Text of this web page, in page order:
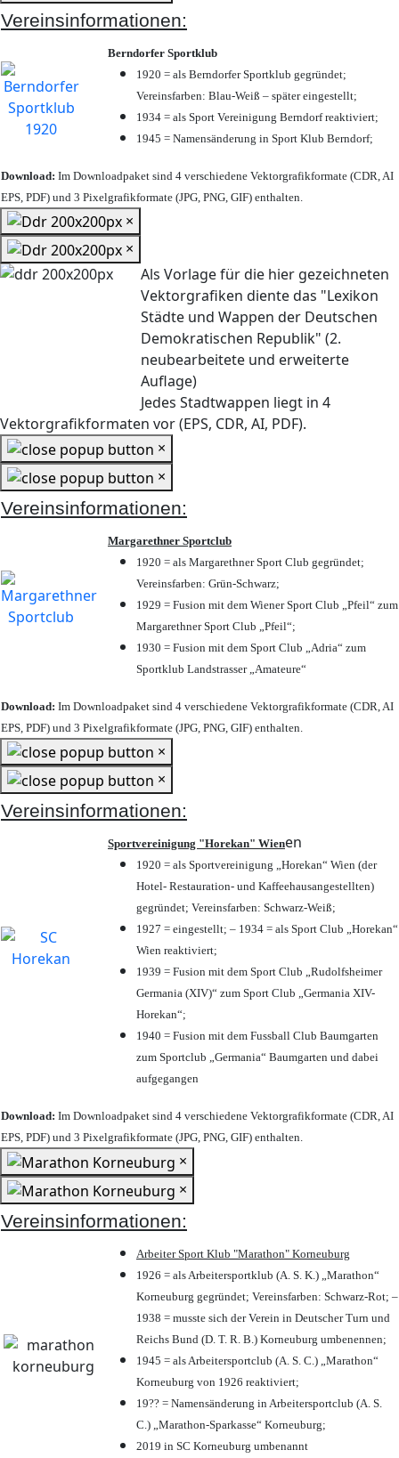
Vereinsinformationen:
Berndorfer Sportklub
1920 = als Berndorfer Sportklub gegründet;
Vereinsfarben: Blau-Weiß – später eingestellt;
1934 = als Sport Vereinigung Berndorf reaktiviert;
1945 = Namensänderung in Sport Klub Berndorf;
Download: Im Downloadpaket sind 4 verschiedene Vektorgrafikformate (CDR, AI
EPS, PDF) und 3 Pixelgrafikformate (JPG, PNG, GIF) enthalten.
×
×
Als Vorlage für die hier gezeichneten
Vektorgrafiken diente das "Lexikon
Städte und Wappen der Deutschen
Demokratischen Republik" (2.
neubearbeitete und erweiterte
Auflage)
Jedes Stadtwappen liegt in 4
Vektorgrafikformaten vor (EPS, CDR, AI, PDF).
×
×
Vereinsinformationen:
Margarethner Sportclub
1920 = als Margarethner Sport Club gegründet;
Vereinsfarben: Grün-Schwarz;
1929 = Fusion mit dem Wiener Sport Club „Pfeil“ zum
Margarethner Sport Club „Pfeil“;
1930 = Fusion mit dem Sport Club „Adria“ zum
Sportklub Landstrasser „Amateure“
Download: Im Downloadpaket sind 4 verschiedene Vektorgrafikformate (CDR, AI
EPS, PDF) und 3 Pixelgrafikformate (JPG, PNG, GIF) enthalten.
×
×
Vereinsinformationen:
Sportvereinigung "Horekan" Wienen
1920 = als Sportvereinigung „Horekan“ Wien (der
Hotel- Restauration- und Kaffeehausangestellten)
gegründet; Vereinsfarben: Schwarz-Weiß;
1927 = eingestellt; – 1934 = als Sport Club „Horekan“
Wien reaktiviert;
1939 = Fusion mit dem Sport Club „Rudolfsheimer
Germania (XIV)“ zum Sport Club „Germania XIV-
Horekan“;
1940 = Fusion mit dem Fussball Club Baumgarten
zum Sportclub „Germania“ Baumgarten und dabei
aufgegangen
Download: Im Downloadpaket sind 4 verschiedene Vektorgrafikformate (CDR, AI
EPS, PDF) und 3 Pixelgrafikformate (JPG, PNG, GIF) enthalten.
×
×
Vereinsinformationen:
Arbeiter Sport Klub "Marathon" Korneuburg
1926 = als Arbeitersportklub (A. S. K.) „Marathon“
Korneuburg gegründet; Vereinsfarben: Schwarz-Rot; –
1938 = musste sich der Verein in Deutscher Turn und
Reichs Bund (D. T. R. B.) Korneuburg umbenennen;
1945 = als Arbeitersportclub (A. S. C.) „Marathon“
Korneuburg von 1926 reaktiviert;
19?? = Namensänderung in Arbeitersportclub (A. S.
C.) „Marathon-Sparkasse“ Korneuburg;
2019 in SC Korneuburg umbenannt